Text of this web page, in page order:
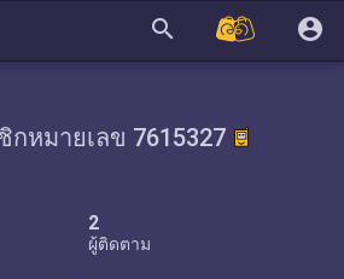
search account_circle
กหมายเลข 7615327
2
ผู้ติดตาม